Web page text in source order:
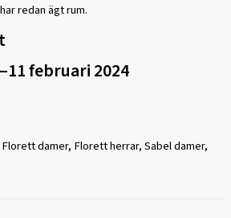
redan ägt rum.
–11 februari 2024
damer, Florett herrar, Sabel damer,